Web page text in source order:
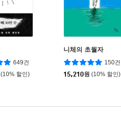
649건
(10% 할인)
니체의 초월자
150건
15,210원 (10% 할인)